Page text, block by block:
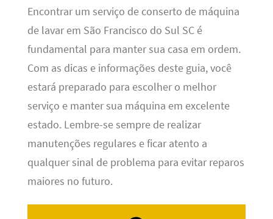
Encontrar um serviço de conserto de máquina
de lavar em São Francisco do Sul SC é
fundamental para manter sua casa em ordem.
Com as dicas e informações deste guia, você
estará preparado para escolher o melhor
serviço e manter sua máquina em excelente
estado. Lembre-se sempre de realizar
manutenções regulares e ficar atento a
qualquer sinal de problema para evitar reparos
maiores no futuro.